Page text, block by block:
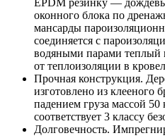
оконного блока по
мансарды
соединяется с
водяными парами теплый
от теплоизоляции в
Прочная конструкция.
изготовлено из клееного
падением груза массой
соответствует 3 классу
Долговечность.